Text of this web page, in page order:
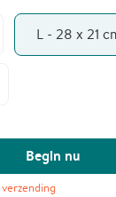
L - 28 x 21
Begin nu
verzending